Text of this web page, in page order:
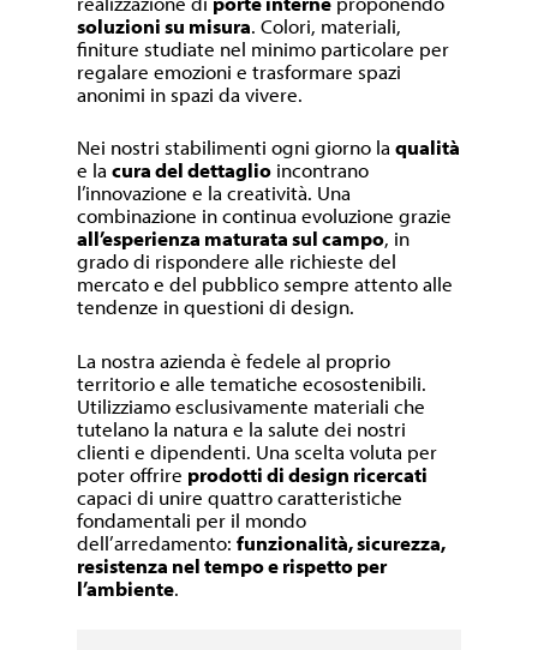
soluzioni su misura. Colori, materiali,
finiture studiate nel minimo particolare per
regalare emozioni e trasformare spazi
anonimi in spazi da vivere.
Nei nostri stabilimenti ogni giorno laqualità
e lacura del dettaglio incontrano
l’innovazione e la creatività. Una
combinazione in continua evoluzione grazie
all’esperienza maturata sul campo, in
grado di rispondere alle richieste del
mercato e del pubblico sempre attento alle
tendenze in questioni di design.
La nostra azienda è fedele al proprio
territorio e alle tematiche ecosostenibili.
Utilizziamo esclusivamente materiali che
tutelano la natura e la salute dei nostri
clienti e dipendenti. Una scelta voluta per
poter offrire prodotti di design ricercati
capaci di unire quattro caratteristiche
fondamentali per il mondo
dell’arredamento:funzionalità, sicurezza,
resistenza nel tempo e rispetto per
l’ambiente.